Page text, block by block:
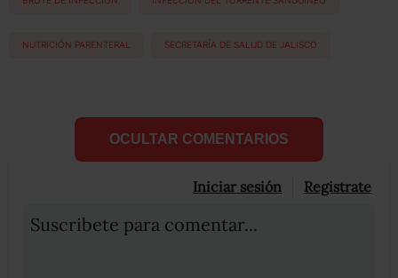
NUTRICIÓN PARENTERAL SECRETARÍA DE SALUD DE JALISCO
OCULTAR COMENTARIOS
Iniciar sesión Registrate
Suscribete para comentar...